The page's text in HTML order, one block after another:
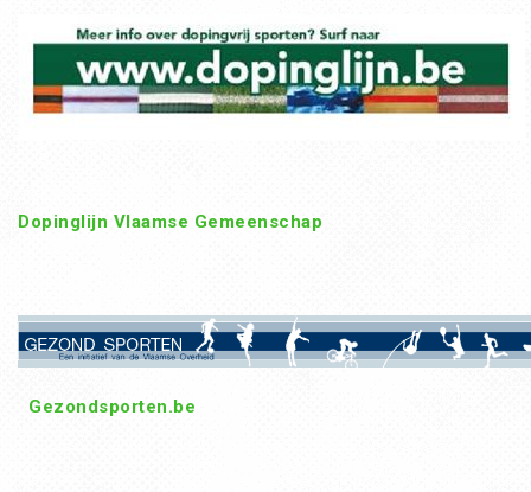
Dopinglijn Vlaamse Gemeenschap
Gezondsporten.be